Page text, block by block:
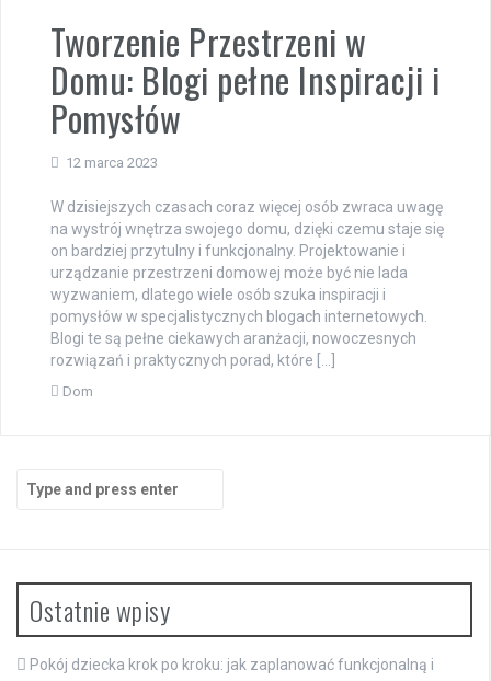
Tworzenie Przestrzeni w
Domu: Blogi pełne Inspiracji i
Pomysłów
12 marca 2023
W dzisiejszych czasach coraz więcej osób zwraca uwagę
na wystrój wnętrza swojego domu, dzięki czemu staje się
on bardziej przytulny i funkcjonalny. Projektowanie i
urządzanie przestrzeni domowej może być nie lada
wyzwaniem, dlatego wiele osób szuka inspiracji i
pomysłów w specjalistycznych blogach internetowych.
Blogi te są pełne ciekawych aranżacji, nowoczesnych
rozwiązań i praktycznych porad, które […]
Dom
for:
Ostatnie wpisy
Pokój dziecka krok po kroku: jak zaplanować funkcjonalną i